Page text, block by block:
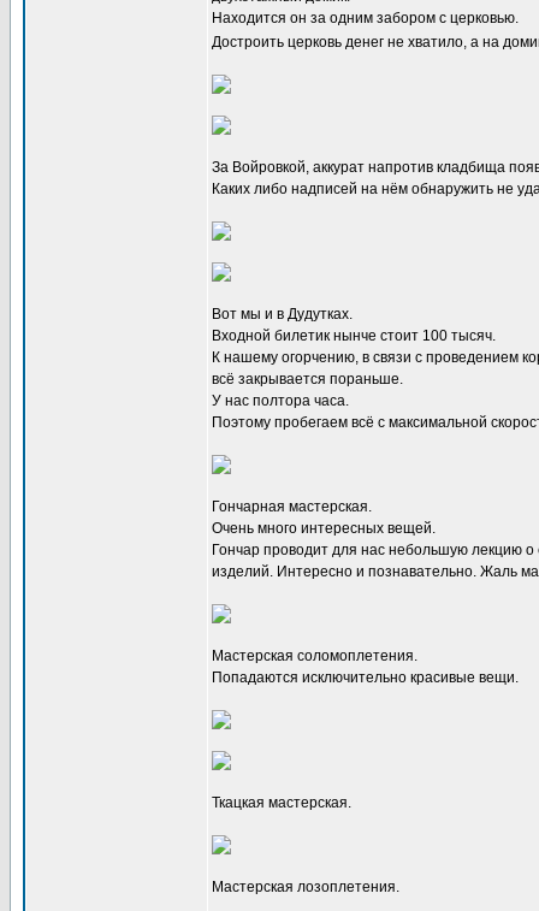
Находится он за одним забором с церковью.
Достроить церковь денег не хватило, а на
За Войровкой, аккурат напротив кладбища
Каких либо надписей на нём обнаружить не
Вот мы и в Дудутках.
Входной билетик нынче стоит 100 тысяч.
К нашему огорчению, в связи с проведением
всё закрывается пораньше.
У нас полтора часа.
Поэтому пробегаем всё с максимальной
Гончарная мастерская.
Очень много интересных вещей.
Гончар проводит для нас небольшую лекцию о
изделий. Интересно и познавательно. Жаль
Мастерская соломоплетения.
Попадаются исключительно красивые вещи.
Ткацкая мастерская.
Мастерская лозоплетения.